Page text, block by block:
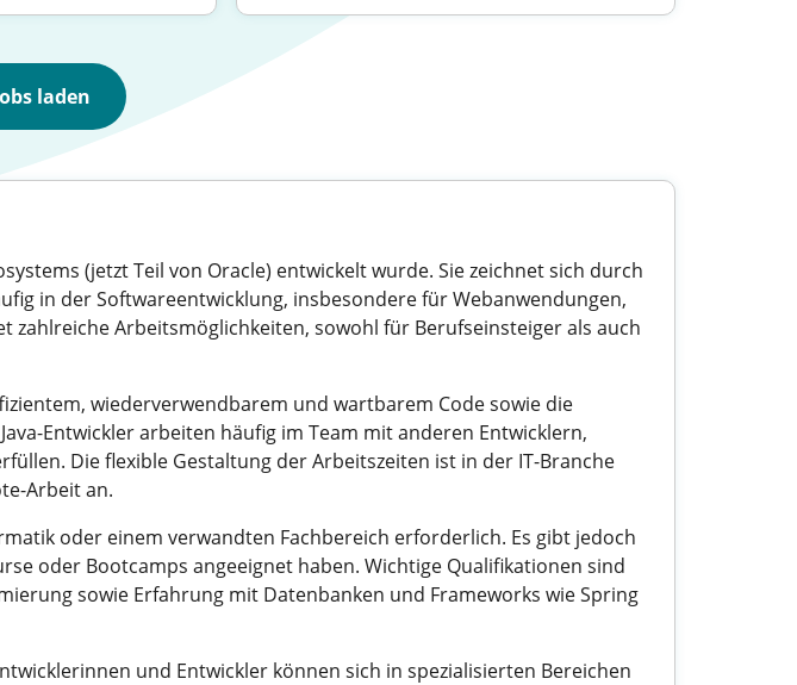
laden
(jetzt Teil von Oracle) entwickelt wurde. Sie zeichnet sich durch
in der Softwareentwicklung, insbesondere für Webanwendungen,
Arbeitsmöglichkeiten, sowohl für Berufseinsteiger als auch
wiederverwendbarem und wartbarem Code sowie die
Entwickler arbeiten häufig im Team mit anderen Entwicklern,
Die flexible Gestaltung der Arbeitszeiten ist in der IT-Branche
Arbeit an.
oder einem verwandten Fachbereich erforderlich. Es gibt jedoch
oder Bootcamps angeeignet haben. Wichtige Qualifikationen sind
sowie Erfahrung mit Datenbanken und Frameworks wie Spring
und Entwickler können sich in spezialisierten Bereichen